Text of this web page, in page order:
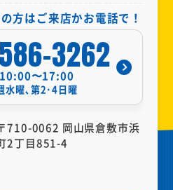
方はご来店かお電話で！
3262
10:00〜17:00
水曜､第2･4日曜
710-0062 岡山県倉敷市浜
2丁目851-4